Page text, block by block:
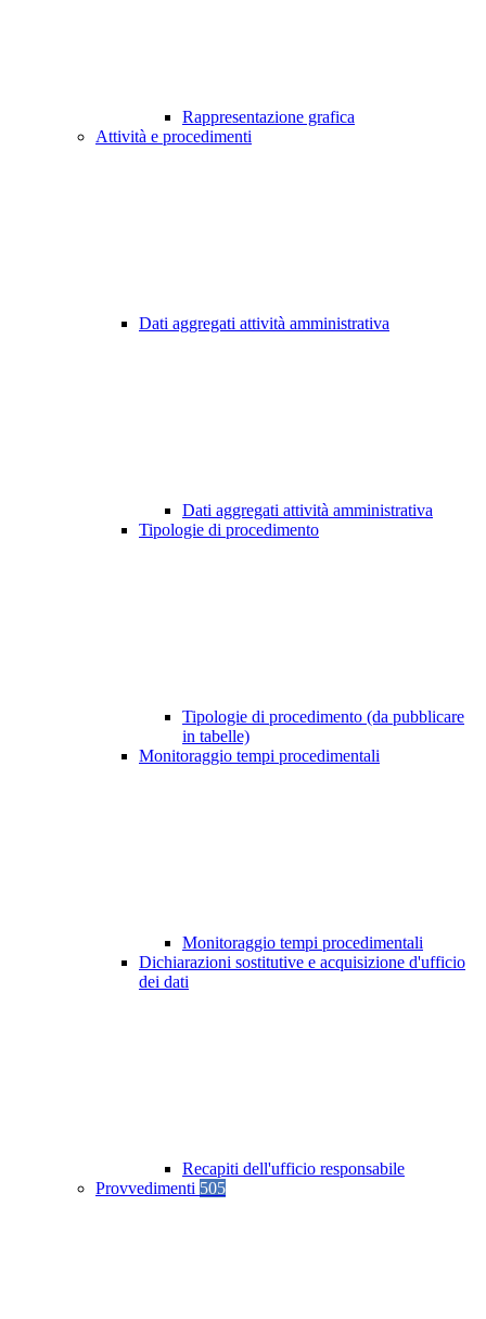
Rappresentazione grafica
Attività e procedimenti
Dati aggregati attività amministrativa
Dati aggregati attività amministrativa
Tipologie di procedimento
Tipologie di procedimento (da pubblicare
in tabelle)
Monitoraggio tempi procedimentali
Monitoraggio tempi procedimentali
Dichiarazioni sostitutive e acquisizione d'ufficio
dei dati
Recapiti dell'ufficio responsabile
Provvedimenti 505